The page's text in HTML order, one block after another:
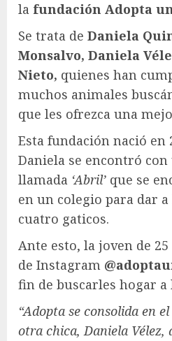
la fundación Adopta
Se trata de Daniela
Monsalvo, Daniela
Nieto, quienes han
muchos animales
que les ofrezca una
Esta fundación nació en
Daniela se encontró con
llamada ‘Abril’ que se
en un colegio para dar
cuatro gaticos.
Ante esto, la joven de
de Instagram
fin de buscarles hogar a
“Adopta se consolida en
otra chica, Daniela Vélez,